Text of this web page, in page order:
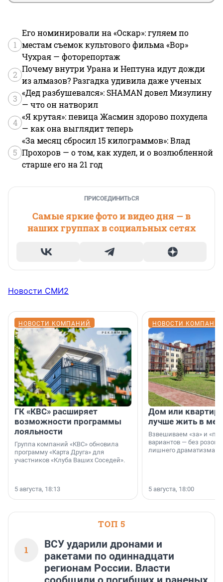
1
Его номинировали на «Оскар»: гуляем по
местам съемок культового фильма «Вор»
Чухрая — фоторепортаж
2
Почему внутри Урана и Нептуна идут дожди
из алмазов? Разгадка удивила даже ученых
3
«Дед разбушевался»: SHAMAN довел Мизулину
— что он натворил
4
«Я крутая»: певица Жасмин здорово похудела
— как она выглядит теперь
5
«За месяц сбросил 15 килограммов»: Влад
Прохоров — о том, как худел, и о возлюбленной
старше его на 21 год
ПРИСОЕДИНИТЬСЯ
Самые яркие фото и видео дня — в
наших группах в социальных сетях
Новости СМИ2
НОВОСТИ КОМПАНИЙ
ГК «КВС» расширяет
возможности программы
лояльности
Группа компаний «КВС» обновила
программу «Карта Друга» для
участников «Клуба Ваших Соседей».
5 августа, 18:13
НОВОСТИ
Дом или
лучше жить в
Взвешиваем «за» и
вариантов — без
лишнего драматизма.
5 августа, 18:00
ТОП 5
1
ВСУ ударили дронами и
ракетами по одиннадцати
регионам России. Власти